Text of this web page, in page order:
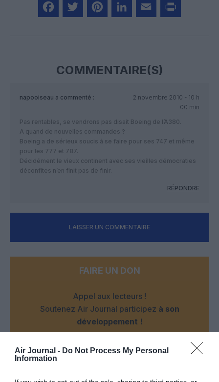
Air Journal - Do Not Process My Personal
Information
COMMENTAIRE(S)
napooiseau a commenté :
2 novembre 2010 - 10 h
00 min
Pas rentables, se vendrons pas disait Boeing de l’A380.
A quand de nouvelles commandes ?
Boeing a de sérieux soucis à se faire pour ses 747 et même
pour les 777 et 787.
Décidément le vieux continent avec ses vieilles démocraties
déconfites n’en finit pas de finir.
RÉPONDRE
LAISSER UN COMMENTAIRE
FAIRE UN DON
Appel aux lecteurs !
Soutenez Air Journal participez à son
développement !
NOUS SOUTENIR